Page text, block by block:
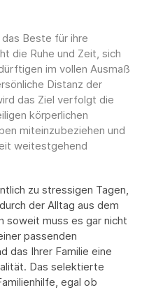
Beste für ihre
die Ruhe und Zeit, sich
im vollen Ausmaß
Distanz der
das Ziel verfolgt die
körperlichen
miteinzubeziehen und
weitestgehend
zu stressigen Tagen,
der Alltag aus dem
soweit muss es gar nicht
passenden
das Ihrer Familie eine
Das selektierte
egal ob